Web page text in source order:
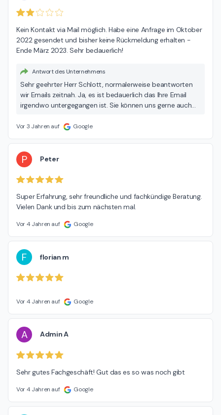
Kein Kontakt via Mail möglich. Habe eine Anfrage im Oktober
2022 gesendet und bisher keine Rückmeldung erhalten -
Ende März 2023. Sehr bedauerlich!
Antwort des Unternehmens
Sehr geehrter Herr Schlott, normalerweise beantworten
wir Emails zeitnah. Ja, es ist bedauerlich das Ihre Email
irgendwo untergegangen ist. Sie können uns gerne auch
Mit freundlichen Grüßen Jürgen Windecker
Vor 3 Jahren auf Google
P Peter
Super Erfahrung, sehr freundliche und fachkündige Beratung.
Vielen Dank und bis zum nächsten mal.
Vor 4 Jahren auf Google
F florian m
Vor 4 Jahren auf Google
A Admin A
Sehr gutes Fachgeschäft! Gut das es so was noch gibt
Vor 4 Jahren auf Google